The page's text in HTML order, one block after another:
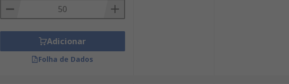
Adicionar
Folha de Dados